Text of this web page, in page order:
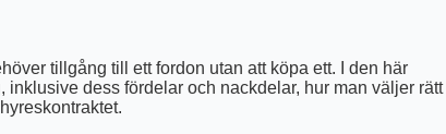
tillgång till ett fordon utan att köpa ett. I den här
dess fördelar och nackdelar, hur man väljer rätt